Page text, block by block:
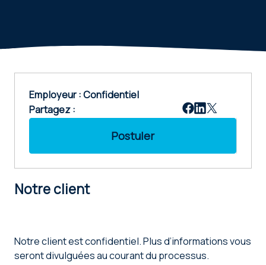
Employeur : Confidentiel
Partagez :
Postuler
Notre client
Notre client est confidentiel. Plus d’informations vous
seront divulguées au courant du processus.